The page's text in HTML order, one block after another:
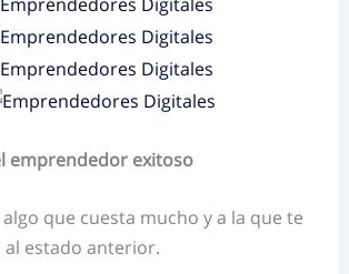
emprendedor exitoso
que cuesta mucho y a la que te
al estado anterior.